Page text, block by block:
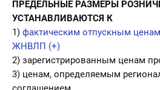
ПРЕДЕЛЬНЫЕ РАЗМЕРЫ
УСТАНАВЛИВАЮТСЯ К
1) фактическим отпускным
ЖНВЛП (+)
2) зарегистрированным ценам
3) ценам, определяемым